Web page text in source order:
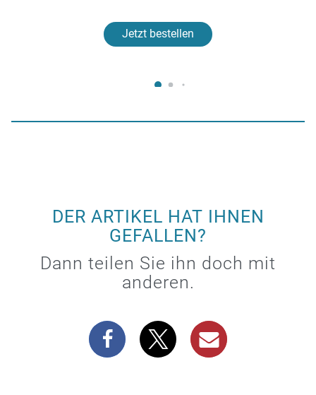
Jetzt bestellen
DER ARTIKEL HAT IHNEN
GEFALLEN?
Dann teilen Sie ihn doch mit
anderen.